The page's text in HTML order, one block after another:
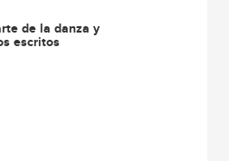
de la danza y
escritos